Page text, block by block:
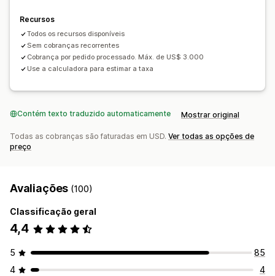
Acréscimos variantes
Cobranças de configuração
Preços por nível Acréscimos prêmio
Disponibilidade de estoque Exibição de estoque
Recursos
Todos os recursos disponíveis
Sem cobranças recorrentes
Cobrança por pedido processado. Máx. de US$ 3.000
Use a calculadora para estimar a taxa
Contém texto traduzido automaticamente Mostrar original
Todas as cobranças são faturadas em USD. Ver todas as opções de
preço
Avaliações (100)
Classificação geral
4,4
5
85
4
4